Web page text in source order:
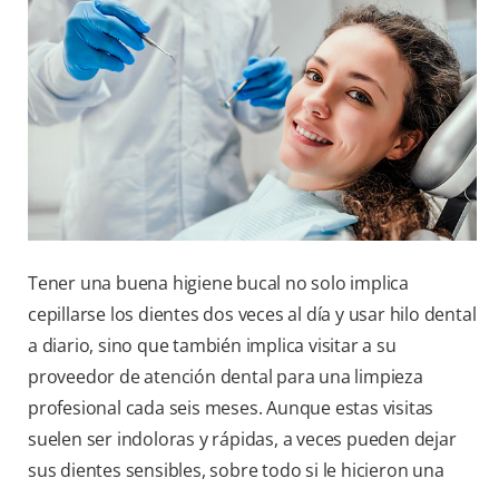
PARA PROFESIONALES
CUPONES
DONDE COMPRAR
MX (ES)
SUSCRÍBASE
Tener una buena higiene bucal no solo implica
cepillarse los dientes dos veces al día y usar hilo dental
a diario, sino que también implica visitar a su
proveedor de atención dental para una limpieza
profesional cada seis meses. Aunque estas visitas
suelen ser indoloras y rápidas, a veces pueden dejar
sus dientes sensibles, sobre todo si le hicieron una